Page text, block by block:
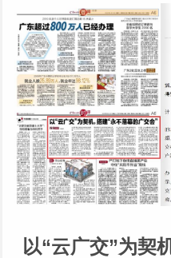
以“云广交”为契